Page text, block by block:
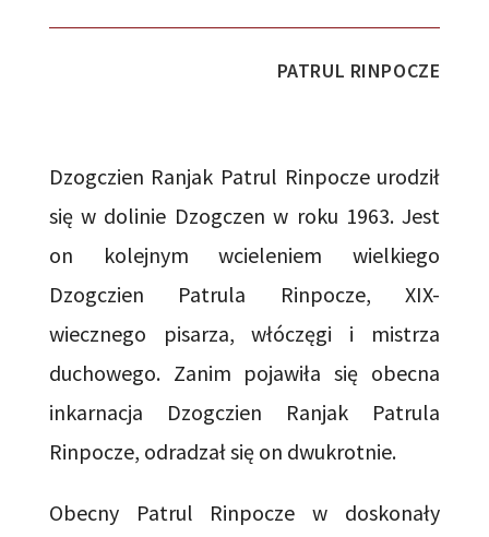
PATRUL RINPOCZE
Dzogczien Ranjak Patrul Rinpocze urodził
się w dolinie Dzogczen w roku 1963. Jest
on kolejnym wcieleniem wielkiego
Dzogczien Patrula Rinpocze, XIX-
wiecznego pisarza, włóczęgi i mistrza
duchowego. Zanim pojawiła się obecna
inkarnacja Dzogczien Ranjak Patrula
Rinpocze, odradzał się on dwukrotnie.
Obecny Patrul Rinpocze w doskonały